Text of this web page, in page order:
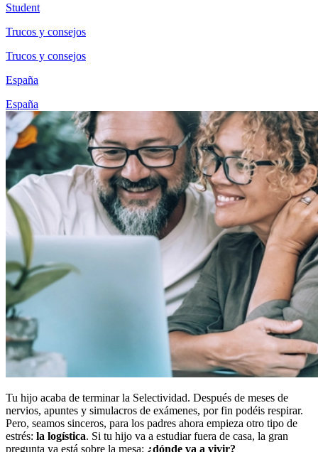
Student
Trucos y consejos
Trucos y consejos
España
España
Tu hijo acaba de terminar la Selectividad. Después de meses de
nervios, apuntes y simulacros de exámenes, por fin podéis respirar.
Pero, seamos sinceros, para los padres ahora empieza otro tipo de
estrés: la logística. Si tu hijo va a estudiar fuera de casa, la gran
pregunta ya está sobre la mesa: ¿dónde va a vivir?